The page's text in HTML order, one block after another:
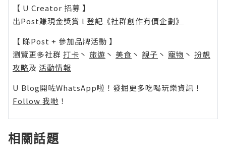
【 U Creator 招募 】
出Post賺現金獎賞 l 登記《社群創作有價企劃》
【 睇Post + 參加品牌活動 】
瀏覽更多社群 打卡 丶 旅遊 丶 美食 丶 親子 丶 寵物 丶 扮靚
攻略及 活動情報
U Blog開咗WhatsApp啦！發掘更多吃喝玩樂資訊！
Follow 我哋 ！
相關話題